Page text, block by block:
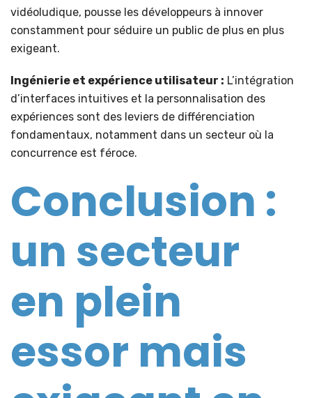
vidéoludique, pousse les développeurs à innover
constamment pour séduire un public de plus en plus
exigeant.
Ingénierie et expérience utilisateur : L’intégration
d’interfaces intuitives et la personnalisation des
expériences sont des leviers de différenciation
fondamentaux, notamment dans un secteur où la
concurrence est féroce.
Conclusion :
un secteur
en plein
essor mais